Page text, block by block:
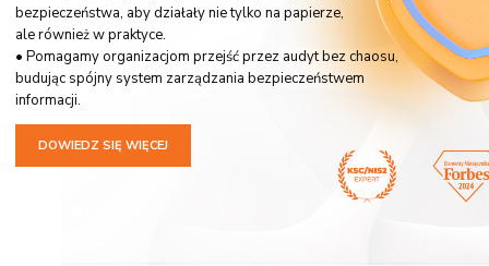
bezpieczeństwa, aby działały nie tylko na papierze,
ale również w praktyce.
• Pomagamy organizacjom przejść przez audyt bez chaosu,
budując spójny system zarządzania bezpieczeństwem
informacji.
DOWIEDZ SIĘ WIĘCEJ